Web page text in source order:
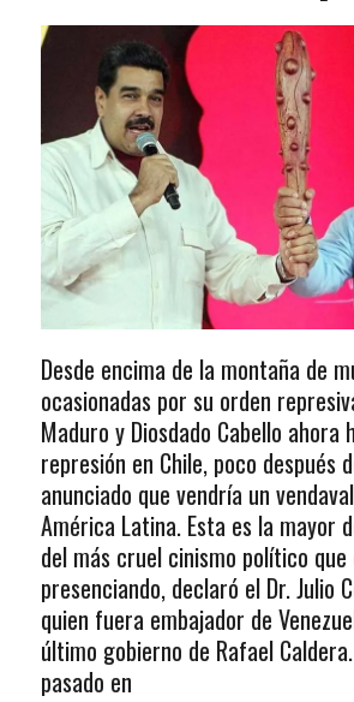
Desde encima de la montaña de
ocasionadas por su orden
Maduro y Diosdado Cabello ahora
represión en Chile, poco después
anunciado que vendría un
América Latina. Esta es la mayor
del más cruel cinismo político que
presenciando, declaró el Dr. Julio
quien fuera embajador de
último gobierno de Rafael
pasado en